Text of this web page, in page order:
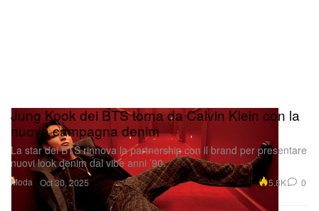
Moda
Jung Kook dei BTS torna da Calvin Klein con la
nuova campagna denim
La star dei BTS rinnova la partnership con il brand per presentare
nuovi look denim dal vibe anni ’90.
Oct 30, 2025 5.8K 0